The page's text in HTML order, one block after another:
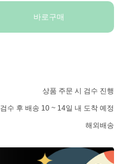
바로구매
상품 주문 시 검수 진행
검수 후 배송 10 ~ 14일 내 도착 예정
해외배송